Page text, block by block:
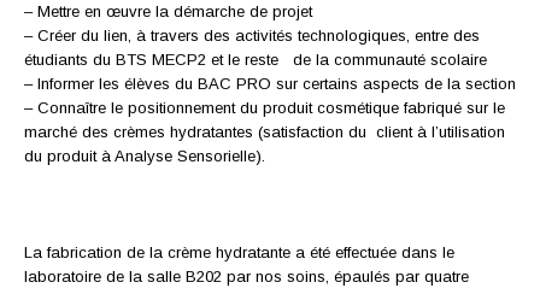
– Mettre en œuvre la démarche de projet
– Créer du lien, à travers des activités technologiques, entre des
étudiants du BTS MECP2 et le reste de la communauté scolaire
– Informer les élèves du BAC PRO sur certains aspects de la section
– Connaître le positionnement du produit cosmétique fabriqué sur le
marché des crèmes hydratantes (satisfaction du client à l’utilisation
du produit à Analyse Sensorielle).
La fabrication de la crème hydratante a été effectuée dans le
laboratoire de la salle B202 par nos soins, épaulés par quatre